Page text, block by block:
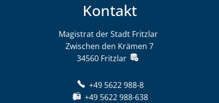
Kontakt
Magistrat der Stadt Fritzlar
Zwischen den Krämen 7
34560 Fritzlar
+49 5622 988-8
+49 5622 988-638